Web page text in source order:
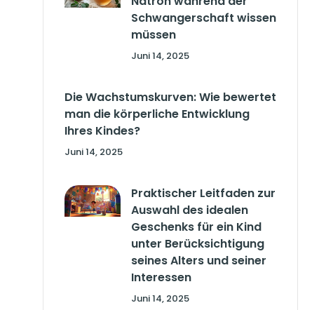
Schwangerschaft wissen
müssen
Juni 14, 2025
Die Wachstumskurven: Wie bewertet
man die körperliche Entwicklung
Ihres Kindes?
Juni 14, 2025
Praktischer Leitfaden zur
Auswahl des idealen
Geschenks für ein Kind
unter Berücksichtigung
seines Alters und seiner
Interessen
Juni 14, 2025